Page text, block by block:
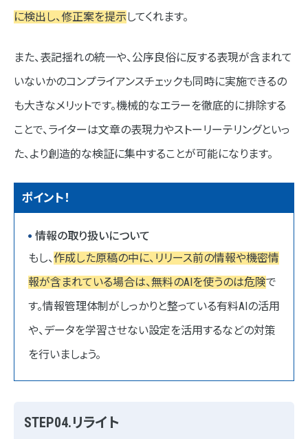
に検出し、修正案を提示してくれます。
また、表記揺れの統一や、公序良俗に反する表現が含まれて
いないかのコンプライアンスチェックも同時に実施できるの
も大きなメリットです。機械的なエラーを徹底的に排除する
ことで、ライターは文章の表現力やストーリーテリングといっ
た、より創造的な検証に集中することが可能になります。
ポイント！
情報の取り扱いについて
もし、作成した原稿の中に、リリース前の情報や機密情
報が含まれている場合は、無料のAIを使うのは危険で
す。情報管理体制がしっかりと整っている有料AIの活用
や、データを学習させない設定を活用するなどの対策
を行いましょう。
STEP04.リライト